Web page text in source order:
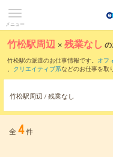
メニュー
竹松駅周辺 ×残業なし
竹松駅の派遣のお仕事情報です。 オフ
、 クリエイティブ系などのお仕事を取
竹松駅周辺 / 残業なし
全 4件